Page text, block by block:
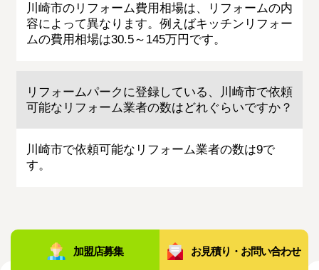
川崎市のリフォーム費用相場は、リフォームの内
容によって異なります。例えばキッチンリフォー
ムの費用相場は30.5～145万円です。
リフォームパークに登録している、川崎市で依頼
可能なリフォーム業者の数はどれぐらいですか？
川崎市で依頼可能なリフォーム業者の数は9で
す。
加盟店募集 お見積り・お問い合わせ